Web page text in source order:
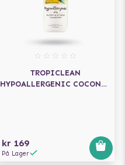
TROPICLEAN
HYPOALLERGENIC COCONUT
kr 169
På Lager